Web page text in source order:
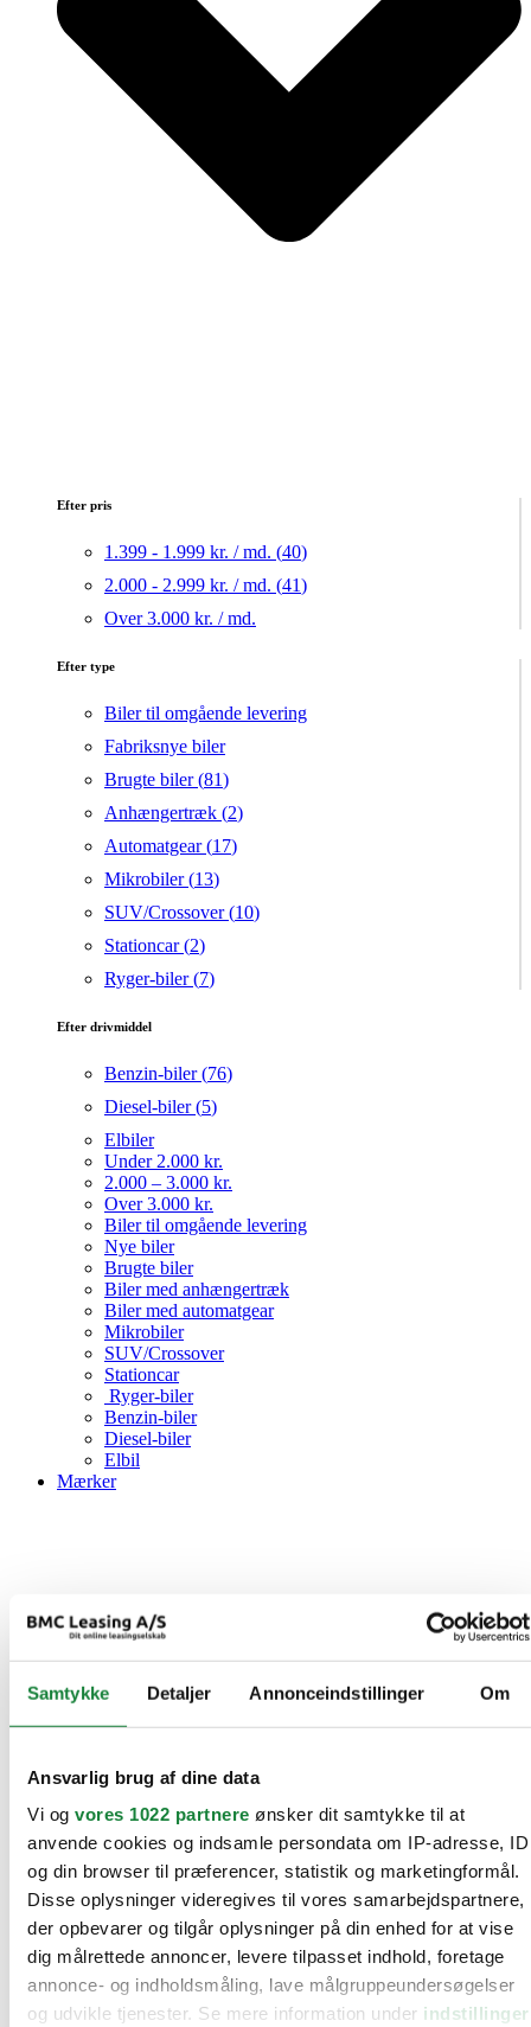
Samtykke Detaljer Annonceindstillinger Om
Ansvarlig brug af dine data
Vi og vores 1022 partnere ønsker dit samtykke til at
anvende cookies og indsamle persondata om IP-adresse, ID
og din browser til præferencer, statistik og marketingformål.
Disse oplysninger videregives til vores samarbejdspartnere,
der opbevarer og tilgår oplysninger på din enhed for at vise
dig målrettede annoncer, levere tilpasset indhold, foretage
annonce- og indholdsmåling, lave målgruppeundersøgelser
og udvikle tjenester. Se mere information under indstillinger
Efter pris
1.399 - 1.999 kr. / md. (40)
2.000 - 2.999 kr. / md. (41)
Over 3.000 kr. / md.
Efter type
Biler til omgående levering
Fabriksnye biler
Brugte biler (81)
Anhængertræk (2)
Automatgear (17)
Mikrobiler (13)
SUV/Crossover (10)
Stationcar (2)
Ryger-biler (7)
Efter drivmiddel
Benzin-biler (76)
Diesel-biler (5)
Elbiler
Under 2.000 kr.
2.000 – 3.000 kr.
Over 3.000 kr.
Biler til omgående levering
Nye biler
Brugte biler
Biler med anhængertræk
Biler med automatgear
Mikrobiler
SUV/Crossover
Stationcar
Ryger-biler
Benzin-biler
Diesel-biler
Elbil
Mærker